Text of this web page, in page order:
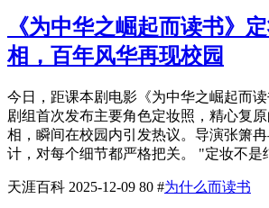
《为中华之崛起而读书》
相，百年风华再现校园
今日，距课本剧电影《为中华之崛起而读
剧组首次发布主要角色定妆照，精心复
相，瞬间在校园内引发热议。导演张箫
计，对每个细节都严格把关。 "定妆不是
天涯百科 2025-12-09 80 #为什么而读书